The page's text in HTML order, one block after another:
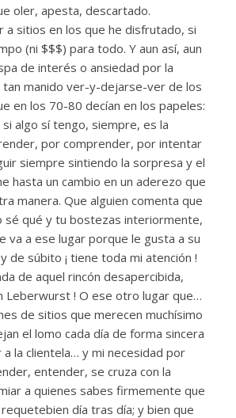
oler, apesta, descartado.
a sitios en los que he disfrutado, si
(ni $$$) para todo. Y aun así, aun
de interés o ansiedad por la
manido ver-y-dejarse-ver de los
en los 70-80 decían en los papeles:
si algo sí tengo, siempre, es la
por comprender, por intentar
siempre sintiendo la sorpresa y el
hasta un cambio en un aderezo que
manera. Que alguien comenta que
sé qué y tu bostezas interiormente,
va a ese lugar porque le gusta a su
de súbito ¡ tiene toda mi atención !
de aquel rincón desapercibida,
Leberwurst ! O ese otro lugar que…
de sitios que merecen muchísimo
el lomo cada día de forma sincera
la clientela… y mi necesidad por
entender, se cruza con la
a quienes sabes firmemente que
día tras día; y bien que